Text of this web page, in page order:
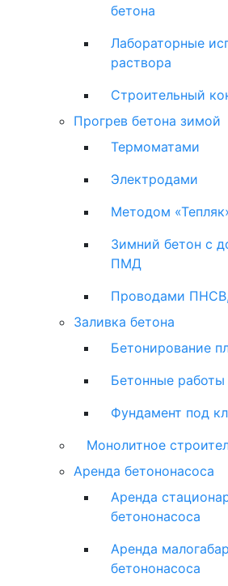
бетона
Лабораторные
раствора
Строительный
Прогрев бетона зимой
Термоматами
Электродами
Методом
Зимний бетон с
ПМД
Проводами
Заливка бетона
Бетонирование
Бетонные работы
Фундамент под
Монолитное
Аренда бетононасоса
Аренда
бетононасоса
Аренда
бетононасоса